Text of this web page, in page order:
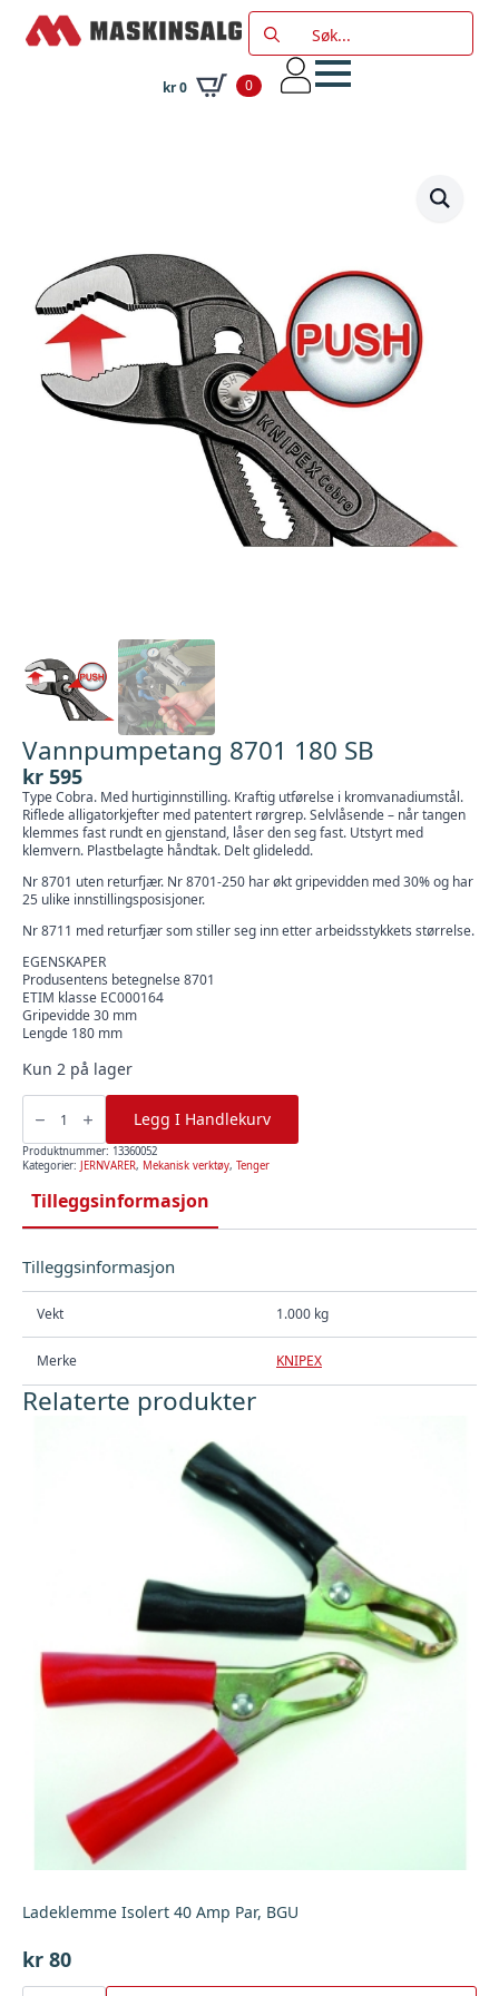
Search
for:
kr0 0
Vannpumpetang 8701 180 SB
kr 595
Type Cobra. Med hurtiginnstilling. Kraftig utførelse i kromvanadiumstål.
Riflede alligatorkjefter med patentert rørgrep. Selvlåsende – når tangen
klemmes fast rundt en gjenstand, låser den seg fast. Utstyrt med
klemvern. Plastbelagte håndtak. Delt glideledd.
Nr 8701 uten returfjær. Nr 8701-250 har økt gripevidden med 30% og har
25 ulike innstillingsposisjoner.
Nr 8711 med returfjær som stiller seg inn etter arbeidsstykkets størrelse.
EGENSKAPER
Produsentens betegnelse 8701
ETIM klasse EC000164
Gripevidde 30 mm
Lengde 180 mm
Kun 2 på lager
Vannpumpetang
180
SB
antall
Legg I Handlekurv
Produktnummer: 13360052
Kategorier:
JERNVARER, Mekanisk verktøy, Tenger
Tilleggsinformasjon
Tilleggsinformasjon
Vekt 1.000 kg
Merke KNIPEX
Relaterte produkter
Ladeklemme Isolert 40 Amp Par, BGU
kr 80
Ladeklemme